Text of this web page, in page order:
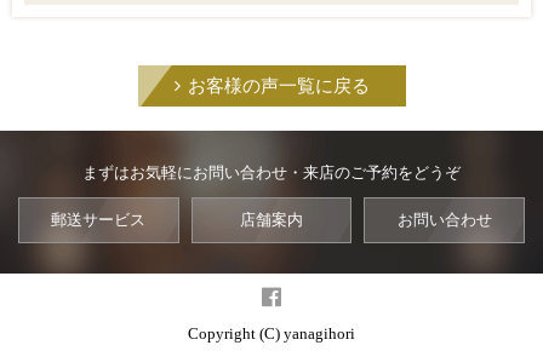
お客様の声一覧に戻る
まずはお気軽にお問い合わせ・来店のご予約をどうぞ
郵送サービス 店舗案内 お問い合わせ
Copyright (C) yanagihori